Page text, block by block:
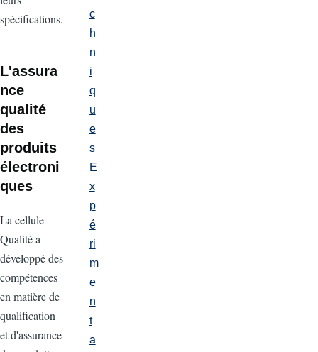
spécifications.
L'assura
nce
qualité
des
produits
électroni
ques
La cellule
Qualité a
développé des
compétences
en matière de
qualification
et d'assurance
c
h
n
i
q
u
e
s
E
x
p
é
ri
m
e
n
t
a